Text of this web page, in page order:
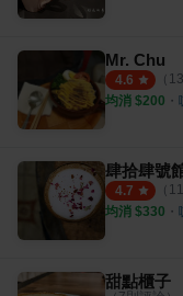
Mr. Chu
4.6 （ 13
均消 $200 ・
肆拾肆號
4.7 （ 11
均消 $330 ・
甜點櫃子